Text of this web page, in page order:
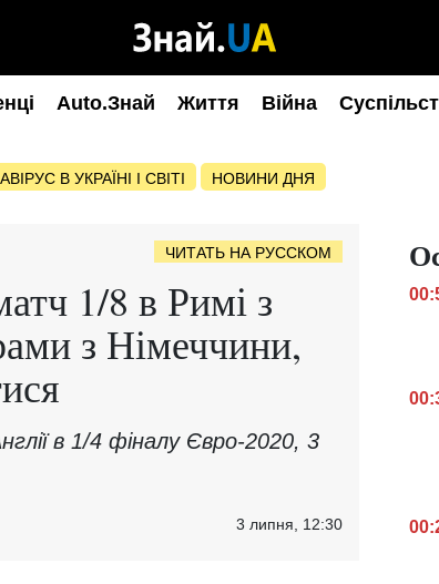
Auto.Знай Життя Війна
В УКРАЇНІ І СВІТІ НОВИНИ ДНЯ
ЧИТАТЬ НА РУССКОМ
1/8 в Римі з
з Німеччини,
в 1/4 фіналу Євро-2020, 3
3 липня, 12:30